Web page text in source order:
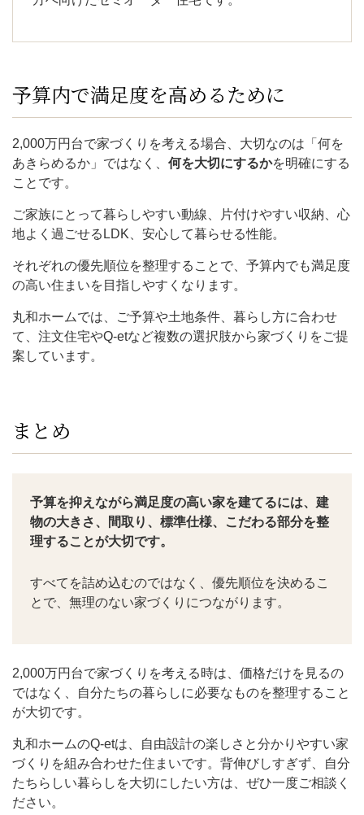
予算内で満足度を高めるために
2,000万円台で家づくりを考える場合、大切なのは「何を
あきらめるか」ではなく、 何を大切にするかを明確にする
ことです。
ご家族にとって暮らしやすい動線、片付けやすい収納、心
地よく過ごせるLDK、安心して暮らせる性能。
それぞれの優先順位を整理することで、予算内でも満足度
の高い住まいを目指しやすくなります。
丸和ホームでは、ご予算や土地条件、暮らし方に合わせ
て、注文住宅やQ-etなど複数の選択肢から家づくりをご提
案しています。
まとめ
予算を抑えながら満足度の高い家を建てるには、建
物の大きさ、間取り、標準仕様、こだわる部分を整
理することが大切です。
すべてを詰め込むのではなく、優先順位を決めるこ
とで、無理のない家づくりにつながります。
2,000万円台で家づくりを考える時は、価格だけを見るの
ではなく、自分たちの暮らしに必要なものを整理すること
が大切です。
丸和ホームのQ-etは、自由設計の楽しさと分かりやすい家
づくりを組み合わせた住まいです。背伸びしすぎず、自分
たちらしい暮らしを大切にしたい方は、ぜひ一度ご相談く
ださい。